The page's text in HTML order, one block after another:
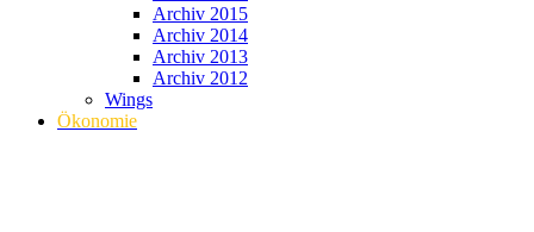
Archiv 2015
Archiv 2014
Archiv 2013
Archiv 2012
Wings
Ökonomie